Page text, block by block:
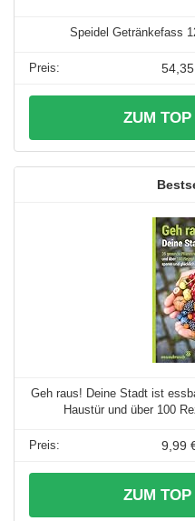
Speidel Getränkefass
ZUM
Geh raus! Deine Stadt ist
Haustür und über 100
9,99
ZUM